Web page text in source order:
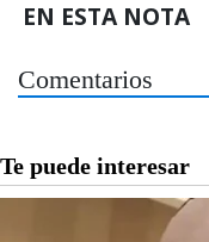
EN ESTA NOTA
Comentarios